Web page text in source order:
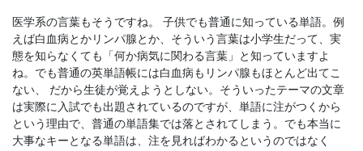
医学系の言葉もそうですね。 子供でも普通に知っている単語。例
えば白血病とかリンパ腺とか、そういう言葉は小学生だって、実
態を知らなくても「何か病気に関わる言葉」と知っていますよ
ね。でも普通の英単語帳には白血病もリンパ腺もほとんど出てこ
ない、 だから生徒が覚えようとしない。そういったテーマの文章
は実際に入試でも出題されているのですが、単語に注がつくから
という理由で、普通の単語集では落とされてしまう。でも本当に
大事なキーとなる単語は、注を見ればわかるというのではなく